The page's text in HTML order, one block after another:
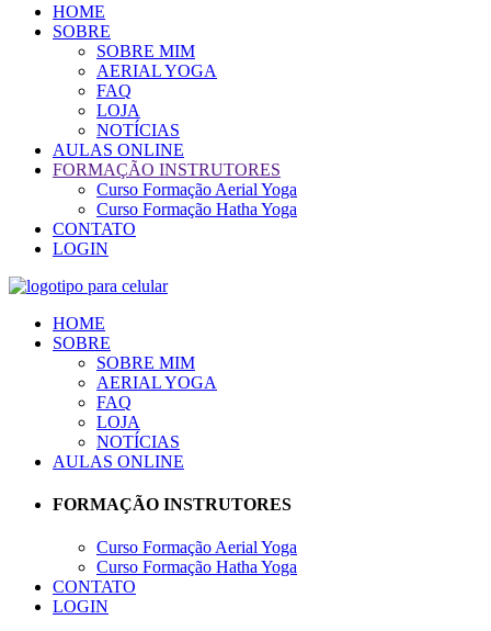
HOME
SOBRE
SOBRE MIM
AERIAL YOGA
FAQ
LOJA
NOTÍCIAS
AULAS ONLINE
FORMAÇÃO INSTRUTORES
Curso Formação Aerial Yoga
Curso Formação Hatha Yoga
CONTATO
LOGIN
HOME
SOBRE
SOBRE MIM
AERIAL YOGA
FAQ
LOJA
NOTÍCIAS
AULAS ONLINE
FORMAÇÃO INSTRUTORES
Curso Formação Aerial Yoga
Curso Formação Hatha Yoga
CONTATO
LOGIN